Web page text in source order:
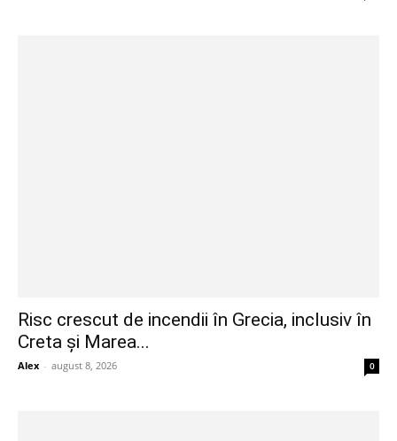
Risc crescut de incendii în Grecia, inclusiv în
Creta și Marea...
Alex - august 8, 2026 0